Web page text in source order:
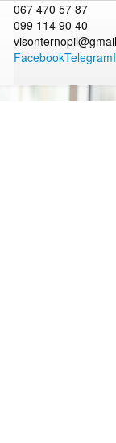
067 470 57 87
099 114 90 40
FacebookTelegram